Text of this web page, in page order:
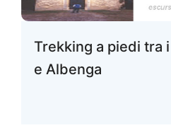
Trekking a piedi tra
e Albenga